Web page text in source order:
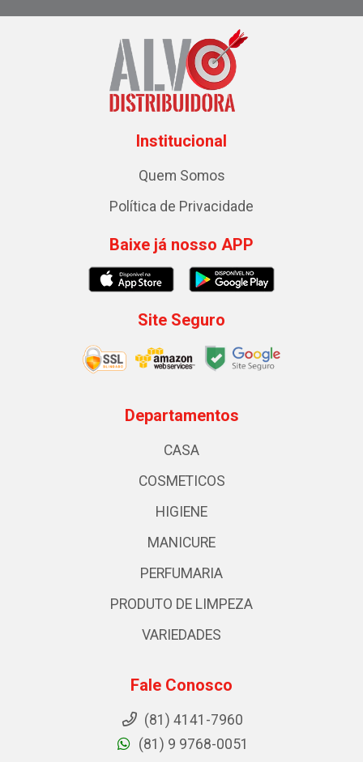
Institucional
Quem Somos
Política de Privacidade
Baixe já nosso APP
Site Seguro
Departamentos
CASA
COSMETICOS
HIGIENE
MANICURE
PERFUMARIA
PRODUTO DE LIMPEZA
VARIEDADES
Fale Conosco
(81) 4141-7960
(81) 9 9768-0051